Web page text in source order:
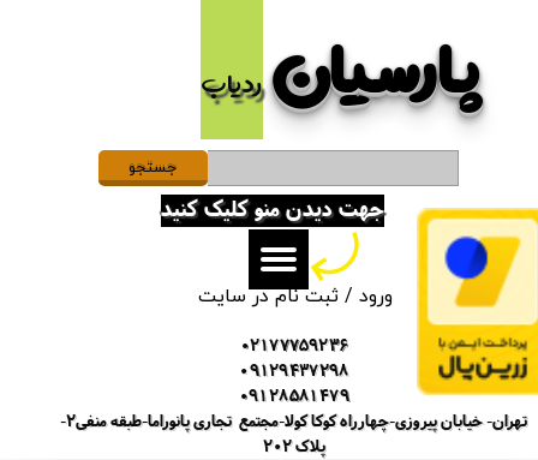
پارسیان​​​​​​​ردیاب
ورود /ثبت نام در سایت
حساب کاربری من
تغییر گذر واژه
سفارشات
خروج از حساب کاربری
02177759236
09129437298
09128581479
تهران- خیابان پیروزی-چهارراه کوکا کولا-مجتمع تجاری پانوراما-طبقه منفی2-
پلاک 202
جهت دیدن منو کلیک کنید
جستجو